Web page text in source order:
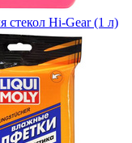
стекол Hi-Gear (1 л)